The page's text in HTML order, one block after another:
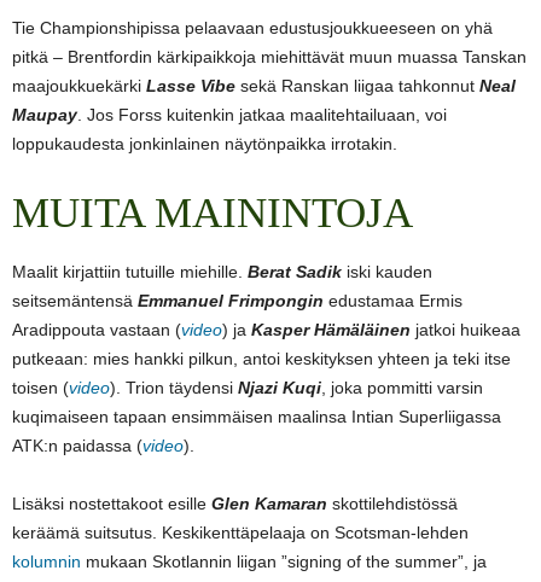
Tie Championshipissa pelaavaan edustusjoukkueeseen on yhä
pitkä – Brentfordin kärkipaikkoja miehittävät muun muassa Tanskan
maajoukkuekärki Lasse Vibe sekä Ranskan liigaa tahkonnut Neal
Maupay . Jos Forss kuitenkin jatkaa maalitehtailuaan, voi
loppukaudesta jonkinlainen näytönpaikka irrotakin.
MUITA MAININTOJA
Maalit kirjattiin tutuille miehille. Berat Sadik iski kauden
seitsemäntensä Emmanuel Frimpongin edustamaa Ermis
Aradippouta vastaan (video) ja Kasper Hämäläinen jatkoi huikeaa
putkeaan: mies hankki pilkun, antoi keskityksen yhteen ja teki itse
toisen (video). Trion täydensi Njazi Kuqi , joka pommitti varsin
kuqimaiseen tapaan ensimmäisen maalinsa Intian Superliigassa
ATK:n paidassa (video).
Lisäksi nostettakoot esille Glen Kamaran skottilehdistössä
keräämä suitsutus. Keskikenttäpelaaja on Scotsman-lehden
kolumnin mukaan Skotlannin liigan ”signing of the summer”, ja